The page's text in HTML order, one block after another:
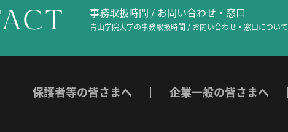
事務取扱時間 / お問い合わせ・窓口
青山学院大学の事務取扱時間 / お問い合わせ・窓口について
保護者等の皆さまへ 企業一般の皆さまへ